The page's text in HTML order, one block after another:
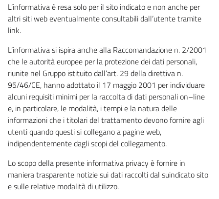
L’informativa è resa solo per il sito indicato e non anche per
altri siti web eventualmente consultabili dall’utente tramite
link.
L’informativa si ispira anche alla Raccomandazione n. 2/2001
che le autorità europee per la protezione dei dati personali,
riunite nel Gruppo istituito dall’art. 29 della direttiva n.
95/46/CE, hanno adottato il 17 maggio 2001 per individuare
alcuni requisiti minimi per la raccolta di dati personali on–line
e, in particolare, le modalità, i tempi e la natura delle
informazioni che i titolari del trattamento devono fornire agli
utenti quando questi si collegano a pagine web,
indipendentemente dagli scopi del collegamento.
Lo scopo della presente informativa privacy è fornire in
maniera trasparente notizie sui dati raccolti dal suindicato sito
e sulle relative modalità di utilizzo.